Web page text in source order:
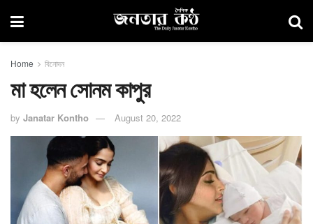
Home বিনোদন
মা হলেন সোনম কাপুর
by Janatar Kontho August 20, 2022